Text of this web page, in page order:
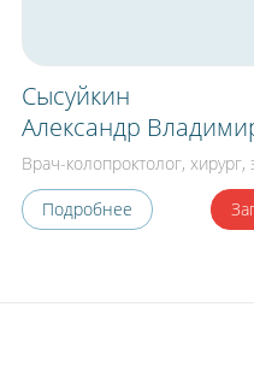
Сысуйкин
Александр
Врач-колопроктолог, хирург,
Подробнее